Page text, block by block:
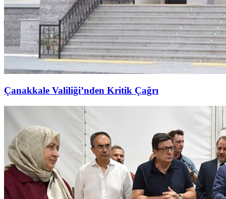
Çanakkale Valiliği’nden Kritik Çağrı